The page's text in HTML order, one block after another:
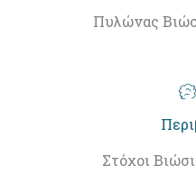
Πυλώνας
Στόχοι